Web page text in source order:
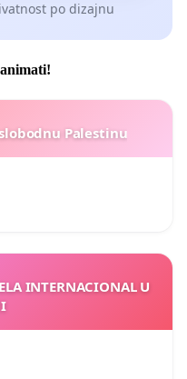
po dizajnu
Palestinu
INTERNACIONAL U